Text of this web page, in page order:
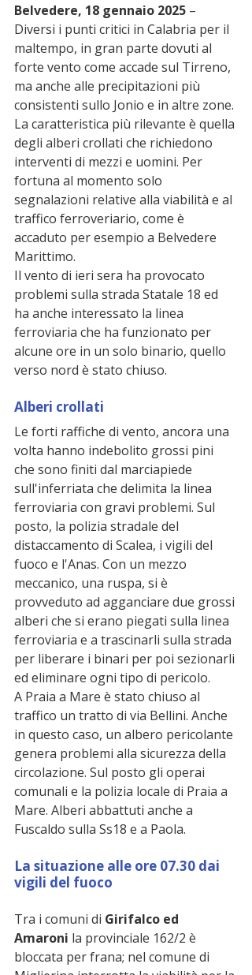
Belvedere, 18 gennaio 2025 –
Diversi i punti critici in Calabria per il
maltempo, in gran parte dovuti al
forte vento come accade sul Tirreno,
ma anche alle precipitazioni più
consistenti sullo Jonio e in altre zone.
La caratteristica più rilevante è quella
degli alberi crollati che richiedono
interventi di mezzi e uomini. Per
fortuna al momento solo
segnalazioni relative alla viabilità e al
traffico ferroveriario, come è
accaduto per esempio a Belvedere
Marittimo.
Il vento di ieri sera ha provocato
problemi sulla strada Statale 18 ed
ha anche interessato la linea
ferroviaria che ha funzionato per
alcune ore in un solo binario, quello
verso nord è stato chiuso.
Alberi crollati
Le forti raffiche di vento, ancora una
volta hanno indebolito grossi pini
che sono finiti dal marciapiede
sull'inferriata che delimita la linea
ferroviaria con gravi problemi. Sul
posto, la polizia stradale del
distaccamento di Scalea, i vigili del
fuoco e l'Anas. Con un mezzo
meccanico, una ruspa, si è
provveduto ad agganciare due grossi
alberi che si erano piegati sulla linea
ferroviaria e a trascinarli sulla strada
per liberare i binari per poi sezionarli
ed eliminare ogni tipo di pericolo.
A Praia a Mare è stato chiuso al
traffico un tratto di via Bellini. Anche
in questo caso, un albero pericolante
genera problemi alla sicurezza della
circolazione. Sul posto gli operai
comunali e la polizia locale di Praia a
Mare. Alberi abbattuti anche a
Fuscaldo sulla Ss18 e a Paola.
La situazione alle ore 07.30 dai
vigili del fuoco
Tra i comuni di Girifalco ed
Amaroni la provinciale 162/2 è
bloccata per frana; nel comune di